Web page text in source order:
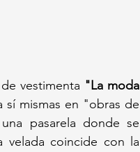
vestimenta "La moda
sí mismas en "obras de
pasarela donde se
velada coincide con la